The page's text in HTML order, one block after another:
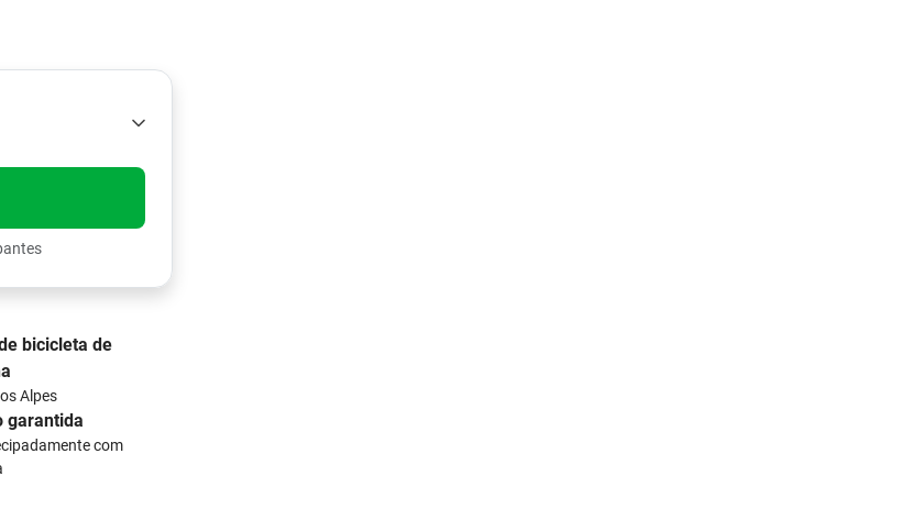
bicicleta de
Alpes
garantida
com